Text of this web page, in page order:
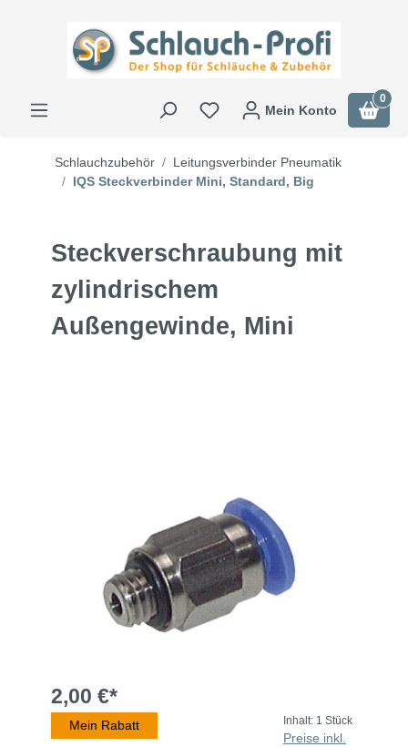
Mein Konto
0
Schlauchzubehör
Leitungsverbinder Pneumatik
IQS Steckverbinder Mini, Standard, Big
Steckverschraubung mit
zylindrischem
Außengewinde, Mini
2,00 €*
Mein Rabatt Inhalt: 1 Stück
Preise inkl.